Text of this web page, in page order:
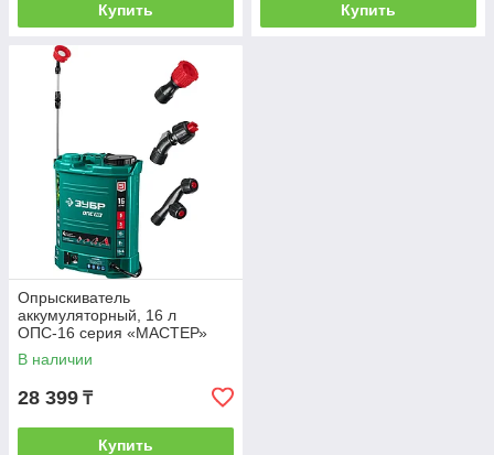
Купить Купить
Опрыскиватель
аккумуляторный, 16 л
ОПС-16 серия «МАСТЕР»
В наличии
28 399 ₸
Купить